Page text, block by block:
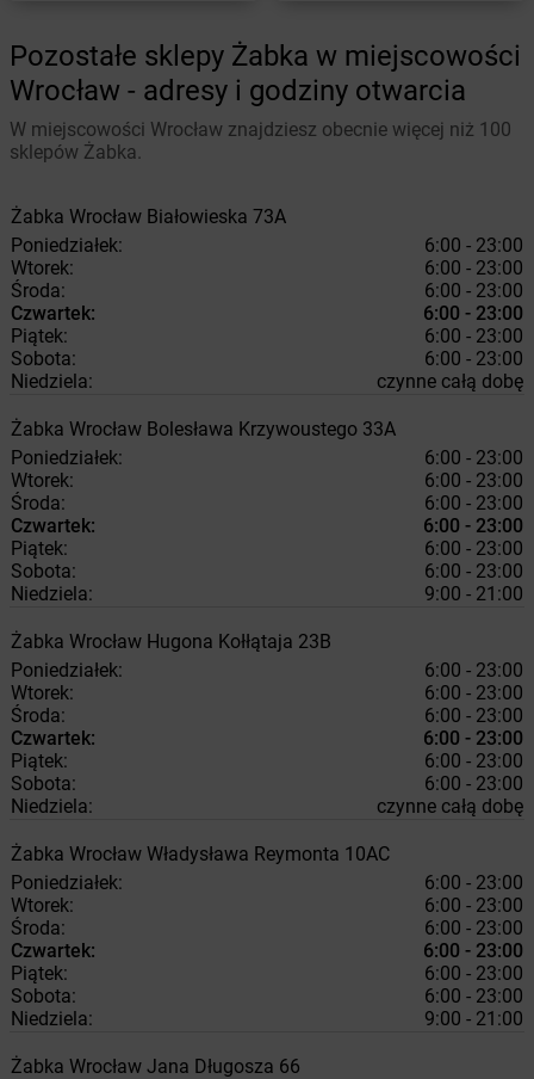
Pozostałe sklepy Żabka w miejscowości
Wrocław - adresy i godziny otwarcia
W miejscowości Wrocław znajdziesz obecnie więcej niż 100
sklepów Żabka.
Żabka Wrocław Białowieska 73A
Poniedziałek:
6:00 - 23:00
Wtorek:
6:00 - 23:00
Środa:
6:00 - 23:00
Czwartek:
6:00 - 23:00
Piątek:
6:00 - 23:00
Sobota:
6:00 - 23:00
Niedziela:
czynne całą dobę
Żabka Wrocław Bolesława Krzywoustego 33A
Poniedziałek:
6:00 - 23:00
Wtorek:
6:00 - 23:00
Środa:
6:00 - 23:00
Czwartek:
6:00 - 23:00
Piątek:
6:00 - 23:00
Sobota:
6:00 - 23:00
Niedziela:
9:00 - 21:00
Żabka Wrocław Hugona Kołłątaja 23B
Poniedziałek:
6:00 - 23:00
Wtorek:
6:00 - 23:00
Środa:
6:00 - 23:00
Czwartek:
6:00 - 23:00
Piątek:
6:00 - 23:00
Sobota:
6:00 - 23:00
Niedziela:
czynne całą dobę
Żabka Wrocław Władysława Reymonta 10AC
Poniedziałek:
6:00 - 23:00
Wtorek:
6:00 - 23:00
Środa:
6:00 - 23:00
Czwartek:
6:00 - 23:00
Piątek:
6:00 - 23:00
Sobota:
6:00 - 23:00
Niedziela:
9:00 - 21:00
Żabka Wrocław Jana Długosza 66